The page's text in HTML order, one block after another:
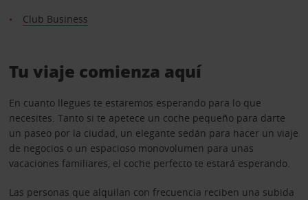
Club Business
Tu viaje comienza aquí
En cuanto llegues te estaremos esperando para lo que
necesites. Tanto si te apetece un coche pequeño para darte
un paseo por la ciudad, un elegante sedán para hacer un viaje
de negocios o un espacioso monovolumen para unas
vacaciones familiares, el coche perfecto te estará esperando.
Las personas que alquilan con frecuencia reciben una subida